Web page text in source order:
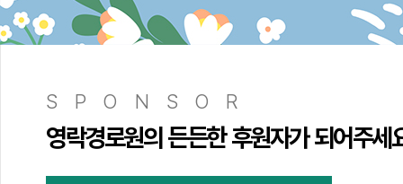
SPONSOR
영락경로원의 든든한 후원자가 되어주세